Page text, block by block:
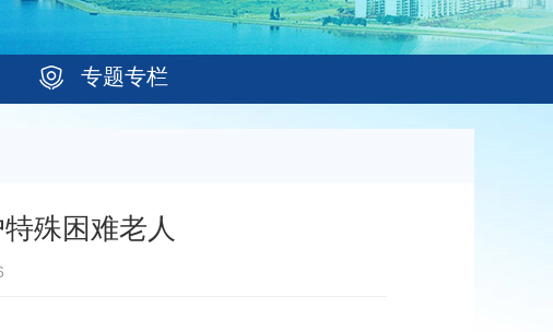
专题专栏
殊困难老人